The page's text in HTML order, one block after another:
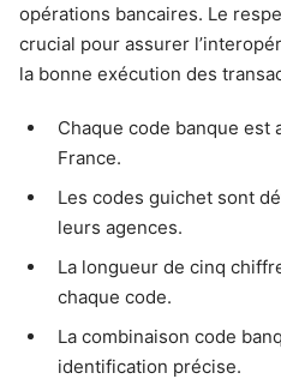
opérations bancaires. Le
crucial pour assurer
la bonne exécution des
Chaque code banque est
France.
Les codes guichet sont
leurs agences.
La longueur de cinq
chaque code.
La combinaison code
identification précise.